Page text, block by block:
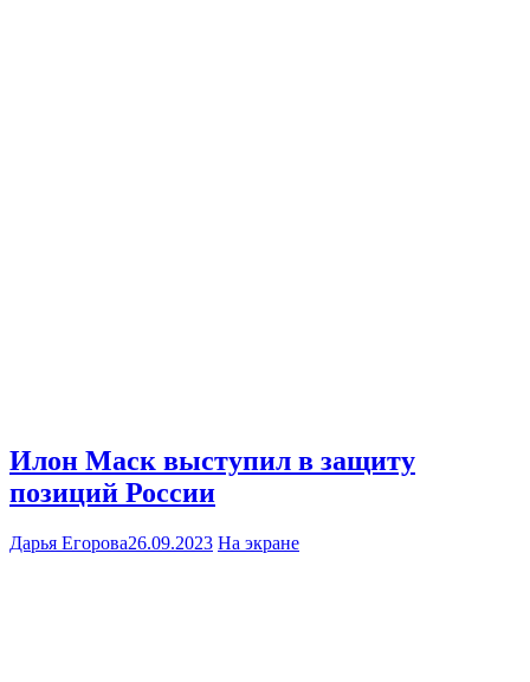
Илон Маск выступил в защиту
позиций России
Дарья Егорова26.09.2023 На экране